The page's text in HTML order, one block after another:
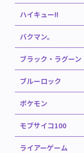
ハイキュー!!
バクマン。
ブラック・ラグーン
ブルーロック
ポケモン
モブサイコ100
ライアーゲーム